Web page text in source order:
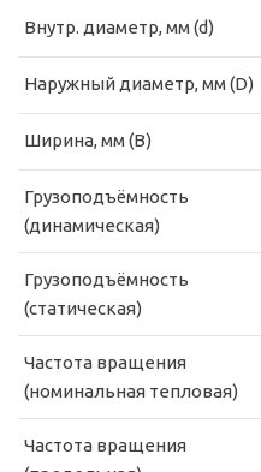
Внутр. диаметр, мм (d)
Наружный диаметр, мм (D)
Ширина, мм (B)
Грузоподъёмность
(динамическая)
Грузоподъёмность
(статическая)
Частота вращения
(номинальная тепловая)
Частота вращения